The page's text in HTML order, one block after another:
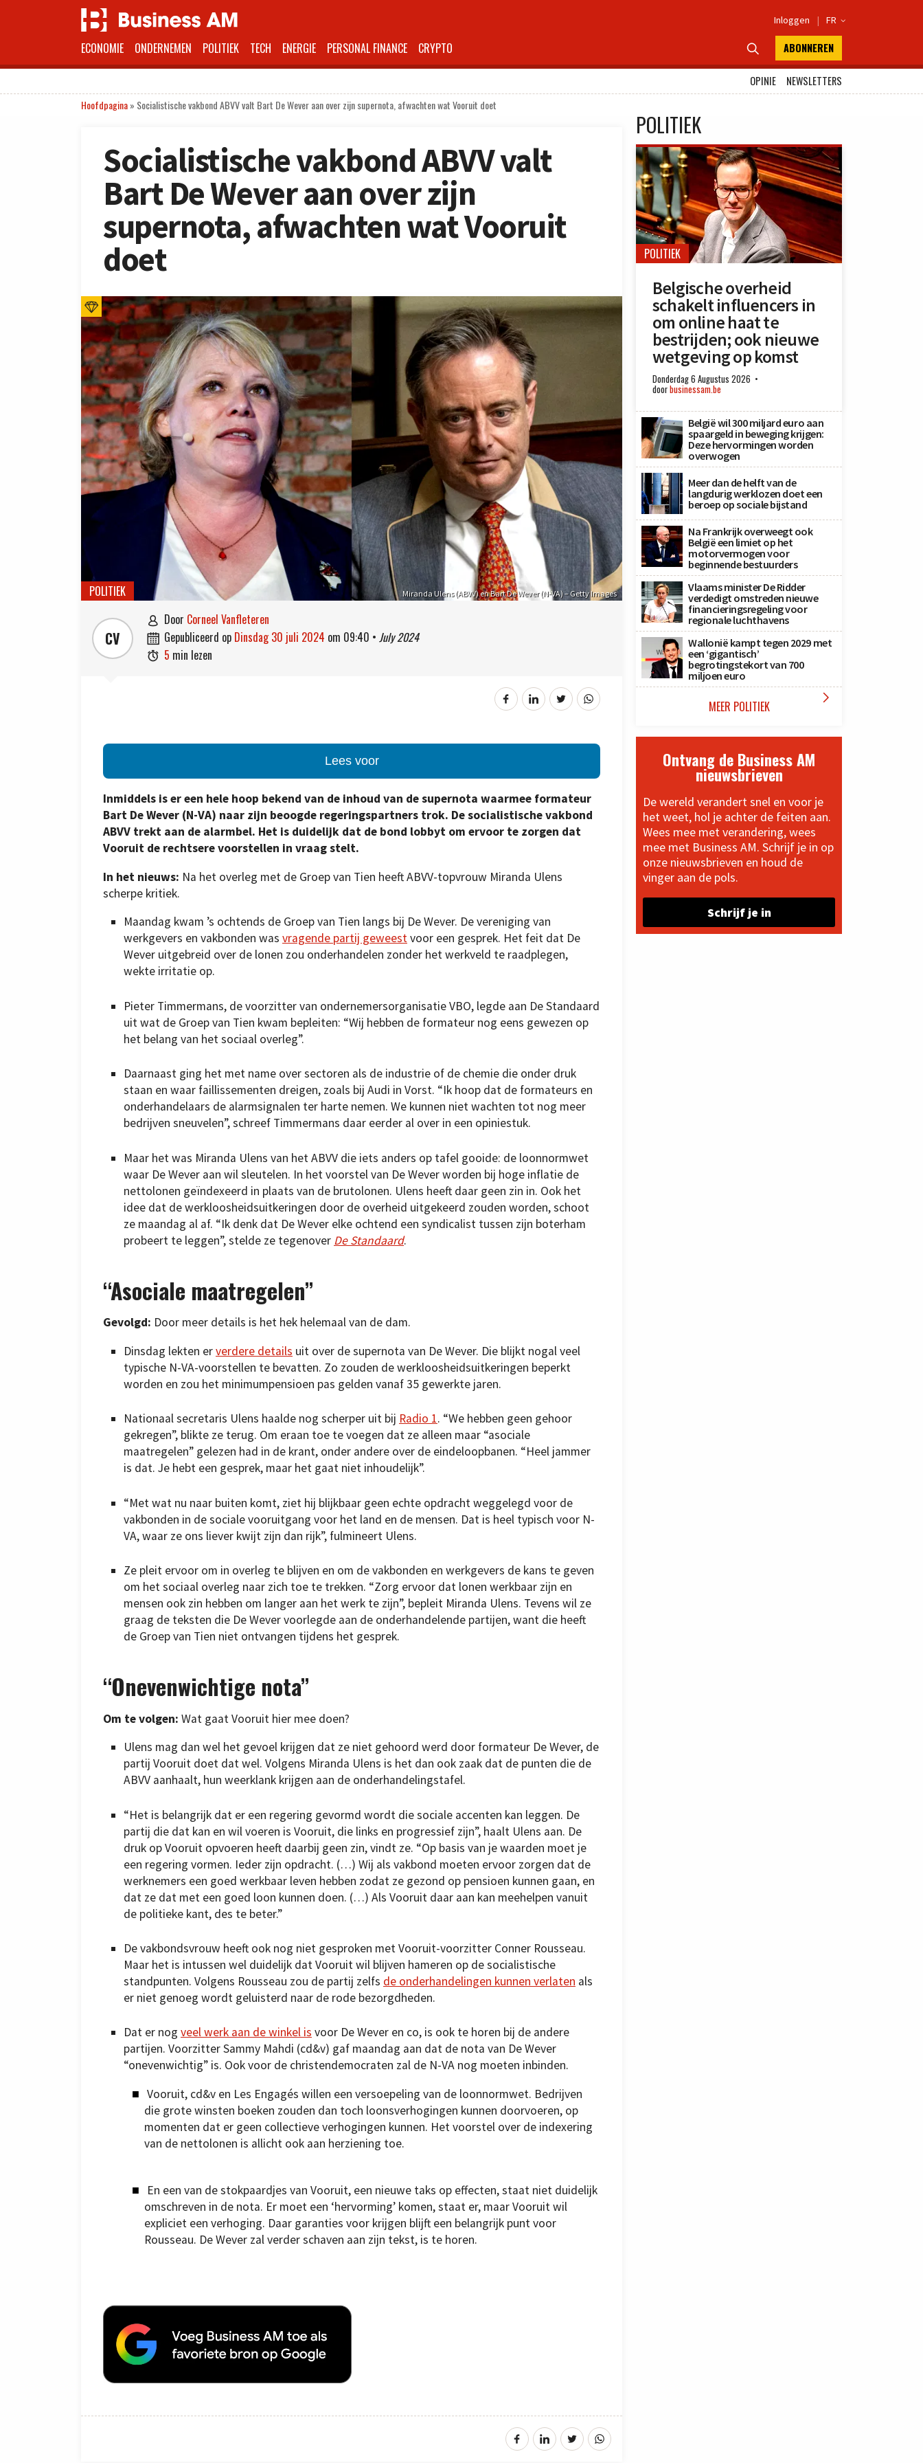
Inloggen | FR 
ECONOMIE ONDERNEMEN POLITIEK TECH ENERGIE PERSONAL FINANCE CRYPTO  ABONNEREN
OPINIE
NEWSLETTERS
Hoofdpagina» Socialistische vakbond ABVV valt Bart De Wever aan over zijn supernota, afwachten wat Vooruit doet
Socialistische vakbond ABVV valt
Bart De Wever aan over zijn
supernota, afwachten wat Vooruit
doet
Miranda Ulens (ABVV) en Bart De Wever (N-VA) – Getty Images
POLITIEK
CV
 door Corneel Vanfleteren
 gepubliceerd op dinsdag 30 juli 2024 om 09:40 • July 2024
 5 min lezen
Lees voor
Inmiddels is er een hele hoop bekend van de inhoud van de supernota waarmee formateur
Bart De Wever (N-VA) naar zijn beoogde regeringspartners trok. De socialistische vakbond
ABVV trekt aan de alarmbel. Het is duidelijk dat de bond lobbyt om ervoor te zorgen dat
Vooruit de rechtsere voorstellen in vraag stelt.
In het nieuws: Na het overleg met de Groep van Tien heeft ABVV-topvrouw Miranda Ulens
scherpe kritiek.
Maandag kwam ’s ochtends de Groep van Tien langs bij De Wever. De vereniging van
werkgevers en vakbonden was vragende partij geweestvoor een gesprek. Het feit dat De
Wever uitgebreid over de lonen zou onderhandelen zonder het werkveld te raadplegen,
wekte irritatie op.
Pieter Timmermans, de voorzitter van ondernemersorganisatie VBO, legde aan De Standaard
uit wat de Groep van Tien kwam bepleiten: “Wij hebben de formateur nog eens gewezen op
het belang van het sociaal overleg”.
Daarnaast ging het met name over sectoren als de industrie of de chemie die onder druk
staan en waar faillissementen dreigen, zoals bij Audi in Vorst. “Ik hoop dat de formateurs en
onderhandelaars de alarmsignalen ter harte nemen. We kunnen niet wachten tot nog meer
bedrijven sneuvelen”, schreef Timmermans daar eerder al over in een opiniestuk.
Maar het was Miranda Ulens van het ABVV die iets anders op tafel gooide: de loonnormwet
waar De Wever aan wil sleutelen. In het voorstel van De Wever worden bij hoge inflatie de
nettolonen geïndexeerd in plaats van de brutolonen. Ulens heeft daar geen zin in. Ook het
idee dat de werkloosheidsuitkeringen door de overheid uitgekeerd zouden worden, schoot
ze maandag al af. “Ik denk dat De Wever elke ochtend een syndicalist tussen zijn boterham
probeert te leggen”, stelde ze tegenover De Standaard.
“Asociale maatregelen”
Gevolgd: Door meer details is het hek helemaal van de dam.
Dinsdag lekten erverdere details uit over de supernota van De Wever. Die blijkt nogal veel
typische N-VA-voorstellen te bevatten. Zo zouden de werkloosheidsuitkeringen beperkt
worden en zou het minimumpensioen pas gelden vanaf 35 gewerkte jaren.
Nationaal secretaris Ulens haalde nog scherper uit bij Radio 1. “We hebben geen gehoor
gekregen”, blikte ze terug. Om eraan toe te voegen dat ze alleen maar “asociale
maatregelen” gelezen had in de krant, onder andere over de eindeloopbanen. “Heel jammer
is dat. Je hebt een gesprek, maar het gaat niet inhoudelijk”.
“Met wat nu naar buiten komt, ziet hij blijkbaar geen echte opdracht weggelegd voor de
vakbonden in de sociale vooruitgang voor het land en de mensen. Dat is heel typisch voor N-
VA, waar ze ons liever kwijt zijn dan rijk”, fulmineert Ulens.
Ze pleit ervoor om in overleg te blijven en om de vakbonden en werkgevers de kans te geven
om het sociaal overleg naar zich toe te trekken. “Zorg ervoor dat lonen werkbaar zijn en
mensen ook zin hebben om langer aan het werk te zijn”, bepleit Miranda Ulens. Tevens wil ze
graag de teksten die De Wever voorlegde aan de onderhandelende partijen, want die heeft
de Groep van Tien niet ontvangen tijdens het gesprek.
“Onevenwichtige nota”
Om te volgen: Wat gaat Vooruit hier mee doen?
Ulens mag dan wel het gevoel krijgen dat ze niet gehoord werd door formateur De Wever, de
partij Vooruit doet dat wel. Volgens Miranda Ulens is het dan ook zaak dat de punten die de
ABVV aanhaalt, hun weerklank krijgen aan de onderhandelingstafel.
“Het is belangrijk dat er een regering gevormd wordt die sociale accenten kan leggen. De
partij die dat kan en wil voeren is Vooruit, die links en progressief zijn”, haalt Ulens aan. De
druk op Vooruit opvoeren heeft daarbij geen zin, vindt ze. “Op basis van je waarden moet je
een regering vormen. Ieder zijn opdracht. (…) Wij als vakbond moeten ervoor zorgen dat de
werknemers een goed werkbaar leven hebben zodat ze gezond op pensioen kunnen gaan, en
dat ze dat met een goed loon kunnen doen. (…) Als Vooruit daar aan kan meehelpen vanuit
de politieke kant, des te beter.”
De vakbondsvrouw heeft ook nog niet gesproken met Vooruit-voorzitter Conner Rousseau.
Maar het is intussen wel duidelijk dat Vooruit wil blijven hameren op de socialistische
standpunten. Volgens Rousseau zou de partij zelfs de onderhandelingen kunnen verlaten als
er niet genoeg wordt geluisterd naar de rode bezorgdheden.
Dat er nog veel werk aan de winkel is voor De Wever en co, is ook te horen bij de andere
partijen. Voorzitter Sammy Mahdi (cd&v) gaf maandag aan dat de nota van De Wever
“onevenwichtig” is. Ook voor de christendemocraten zal de N-VA nog moeten inbinden.
Vooruit, cd&v en Les Engagés willen een versoepeling van de loonnormwet. Bedrijven
die grote winsten boeken zouden dan toch loonsverhogingen kunnen doorvoeren, op
momenten dat er geen collectieve verhogingen kunnen. Het voorstel over de indexering
van de nettolonen is allicht ook aan herziening toe.
En een van de stokpaardjes van Vooruit, een nieuwe taks op effecten, staat niet duidelijk
omschreven in de nota. Er moet een ‘hervorming’ komen, staat er, maar Vooruit wil
expliciet een verhoging. Daar garanties voor krijgen blijft een belangrijk punt voor
Rousseau. De Wever zal verder schaven aan zijn tekst, is te horen.
POLITIEK
POLITIEK
Belgische overheid
schakelt influencers in
om online haat te
bestrijden; ook nieuwe
wetgeving op komst
Donderdag 6 Augustus 2026
doorbusinessam.be
België wil 300 miljard euro aan
spaargeld in beweging krijgen:
Deze hervormingen worden
overwogen
Meer dan de helft van de
langdurig werklozen doet een
beroep op sociale bijstand
Na Frankrijk overweegt ook
België een limiet op het
motorvermogen voor
beginnende bestuurders
Vlaams minister De Ridder
verdedigt omstreden nieuwe
financieringsregeling voor
regionale luchthavens
Wallonië kampt tegen 2029 met
een ‘gigantisch’
begrotingstekort van 700
miljoen euro
MEER POLITIEK 
Ontvang de Business AM
nieuwsbrieven
De wereld verandert snel en voor je
het weet, hol je achter de feiten aan.
Wees mee met verandering, wees
mee met Business AM. Schrijf je in op
onze nieuwsbrieven en houd de
vinger aan de pols.
Schrijf je in